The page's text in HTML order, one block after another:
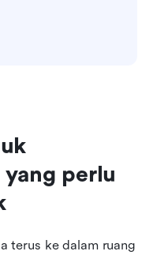
perlu
terus ke dalam ruang